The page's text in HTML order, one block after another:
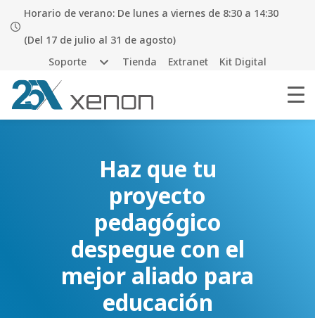
Horario de verano: De lunes a viernes de 8:30 a 14:30
(Del 17 de julio al 31 de agosto)
Soporte
Tienda Extranet Kit Digital
Haz que tu
proyecto
pedagógico
despegue con el
mejor aliado para
educación